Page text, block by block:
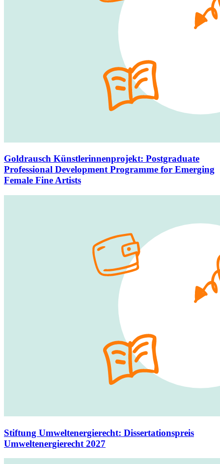
Goldrausch Künstlerinnenprojekt: Postgraduate
Professional Development Programme for Emerging
Female Fine Artists
Stiftung Umweltenergierecht: Dissertationspreis
Umweltenergierecht 2027